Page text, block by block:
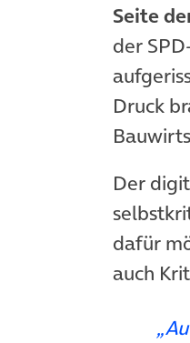
Seite
der
Druck
Der
dafür
auch